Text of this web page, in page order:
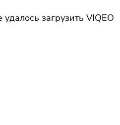
удалось загрузить VIQEO